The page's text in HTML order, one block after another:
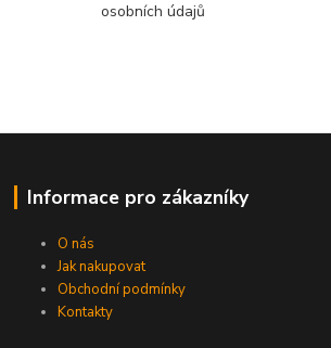
osobních údajů
Informace pro zákazníky
O nás
Jak nakupovat
Obchodní podmínky
Kontakty